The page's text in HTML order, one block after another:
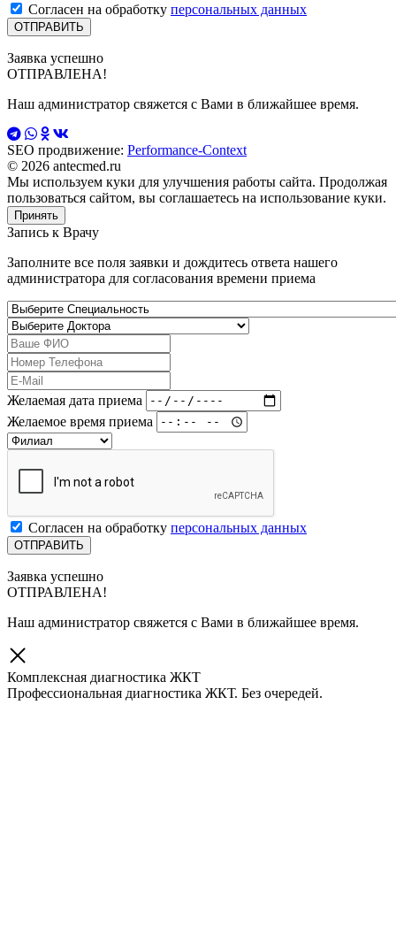
Согласен на обработку персональных данных
Заявка успешно
ОТПРАВЛЕНА!
Наш администратор свяжется с Вами в ближайшее время.
SEO продвижение: Performance-Context
© 2026 antecmed.ru
Мы используем куки для улучшения работы сайта. Продолжая
пользоваться сайтом, вы соглашаетесь на использование куки.
Принять
Запись к Врачу
Заполните все поля заявки и дождитесь ответа нашего
администратора для согласования времени приема
Желаемая дата приема
Желаемое время приема
Согласен на обработку персональных данных
Заявка успешно
ОТПРАВЛЕНА!
Наш администратор свяжется с Вами в ближайшее время.
Комплексная диагностика ЖКТ
Профессиональная диагностика ЖКТ. Без очередей.